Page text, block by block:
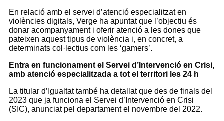
En relació amb el servei d’atenció especialitzat en
violències digitals, Verge ha apuntat que l’objectiu és
donar acompanyament i oferir atenció a les dones que
pateixen aquest tipus de violència i, en concret, a
determinats col·lectius com les ‘gamers’.
Entra en funcionament el Servei d’Intervenció en Crisi,
amb atenció especialitzada a tot el territori les 24 h
La titular d’Igualtat també ha detallat que des de finals del
2023 que ja funciona el Servei d’Intervenció en Crisi
(SIC), anunciat pel departament el novembre del 2022.